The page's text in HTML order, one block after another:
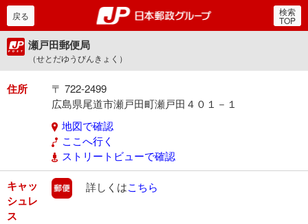
郵便局・日本郵政グルー
戻る 検索
TOP
瀬戸田郵便局
（せとだゆうびんきょく）
住所
〒 722-2499
広島県尾道市瀬戸田町瀬戸田４０１－１
地図で確認
ここへ行く
ストリートビューで確認
キャッ
シュレ
ス
郵便
詳しくはこちら